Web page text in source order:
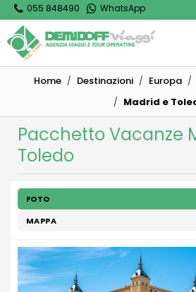
055 848490 WhatsApp
Home Destinazioni Europa
Madrid e
Pacchetto Vacanze
Toledo
FOTO
MAPPA